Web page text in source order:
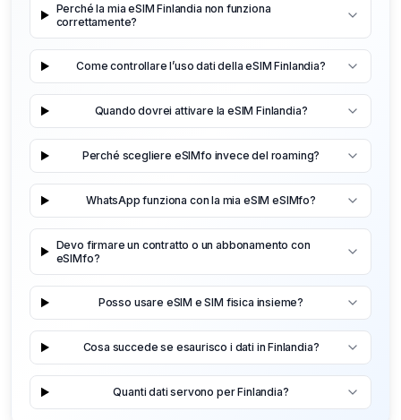
Perché la mia eSIM Finlandia non funziona
correttamente?
Come controllare l’uso dati della eSIM Finlandia?
Quando dovrei attivare la eSIM Finlandia?
Perché scegliere eSIMfo invece del roaming?
WhatsApp funziona con la mia eSIM eSIMfo?
Devo firmare un contratto o un abbonamento con
eSIMfo?
Posso usare eSIM e SIM fisica insieme?
Cosa succede se esaurisco i dati in Finlandia?
Quanti dati servono per Finlandia?